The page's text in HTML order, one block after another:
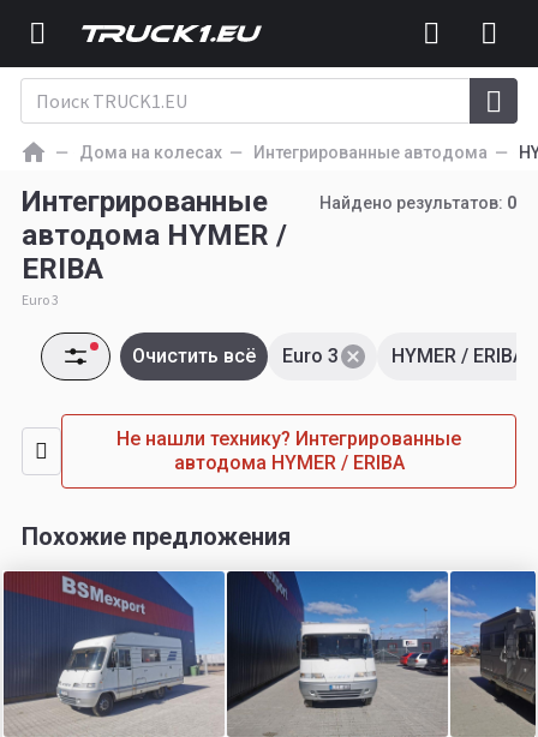
Дома на колесах Интегрированные автодома
Интегрированные
автодома HYMER /
ERIBA
Euro 3
Найдено результатов: 0
HYMER / ERIBA
Euro 3
Очистить всё
Не нашли технику? Интегрированные
автодома HYMER / ERIBA
Похожие предложения